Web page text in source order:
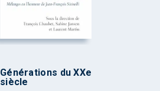
Générations du XXe
siècle